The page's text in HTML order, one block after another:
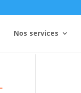
Nos services